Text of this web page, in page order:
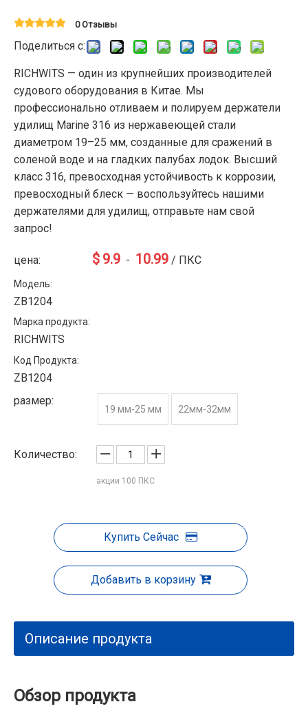
0 Отзывы
Поделиться с:
RICHWITS — один из крупнейших производителей
судового оборудования в Китае. Мы
профессионально отливаем и полируем держатели
удилищ Marine 316 из нержавеющей стали
диаметром 19–25 мм, созданные для сражений в
соленой воде и на гладких палубах лодок. Высший
класс 316, превосходная устойчивость к коррозии,
превосходный блеск — воспользуйтесь нашими
держателями для удилищ, отправьте нам свой
запрос!
цена: $ 9.9 - 10.99 / ПКС
Модель:
ZB1204
Марка продукта:
RICHWITS
Код Продукта:
ZB1204
размер:
19 мм-25 мм 22мм-32мм
Количество:
акции 100 ПКС
Купить Сейчас
Добавить в корзину
Описание продукта
Обзор продукта